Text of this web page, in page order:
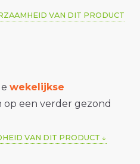
VAN DIT PRODUCT
wekelijkse
op een verder gezond
VAN DIT PRODUCT